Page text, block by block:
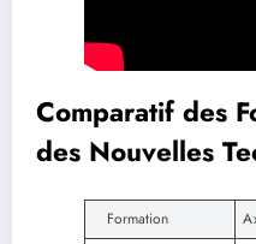
Comparatif des
des Nouvelles
Formation